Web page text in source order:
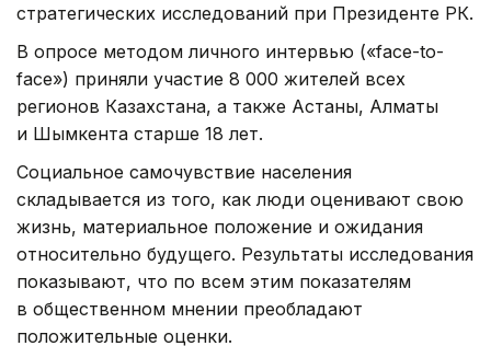
стратегических исследований при Президенте РК.
В опросе методом личного интервью («face-to-
face») приняли участие 8 000 жителей всех
регионов Казахстана, а также Астаны, Алматы
и Шымкента старше 18 лет.
Социальное самочувствие населения
складывается из того, как люди оценивают свою
жизнь, материальное положение и ожидания
относительно будущего. Результаты исследования
показывают, что по всем этим показателям
в общественном мнении преобладают
положительные оценки.